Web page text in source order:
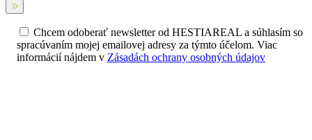
Chcem odoberať newsletter od HESTIAREAL a súhlasím so
spracúvaním mojej emailovej adresy za týmto účelom. Viac
informácií nájdem v Zásadách ochrany osobných údajov